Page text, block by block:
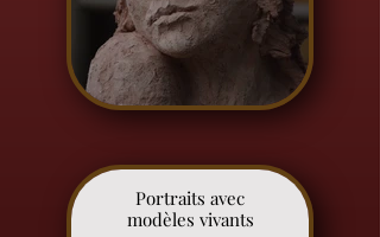
Portraits avec
modèles vivants